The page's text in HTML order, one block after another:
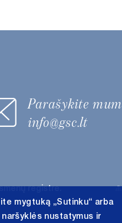
Parašykite
info@gsc.lt
registre.
mygtuką „Sutinku“ arba
nustatymus ir